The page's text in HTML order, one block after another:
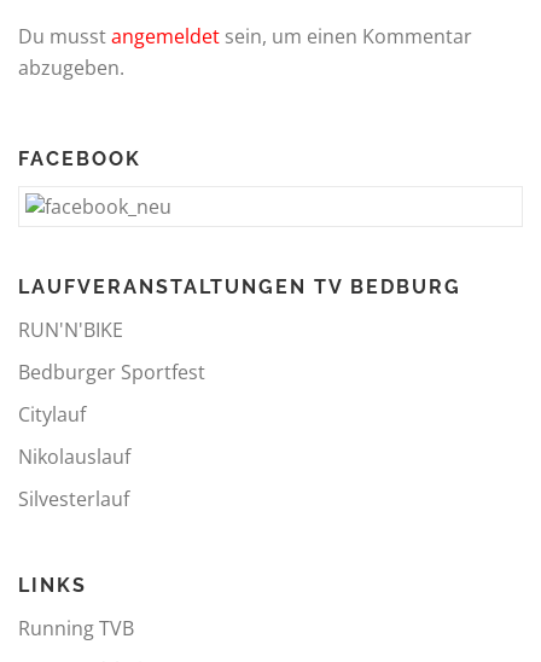
Du musstangemeldet sein, um einen Kommentar
abzugeben.
FACEBOOK
LAUFVERANSTALTUNGEN TV BEDBURG
RUN'N'BIKE
Bedburger Sportfest
Citylauf
Nikolauslauf
Silvesterlauf
LINKS
Running TVB